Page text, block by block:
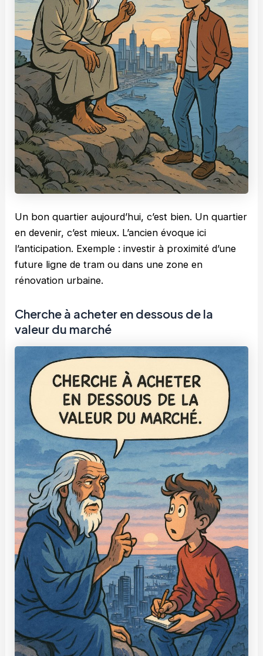
Un bon quartier aujourd’hui, c’est bien. Un quartier
en devenir, c’est mieux. L’ancien évoque ici
l’anticipation. Exemple : investir à proximité d’une
future ligne de tram ou dans une zone en
rénovation urbaine.
Cherche à acheter en dessous de la
valeur du marché